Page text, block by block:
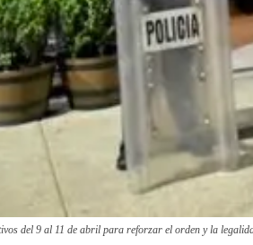
del 9 al 11 de abril para reforzar el orden y la